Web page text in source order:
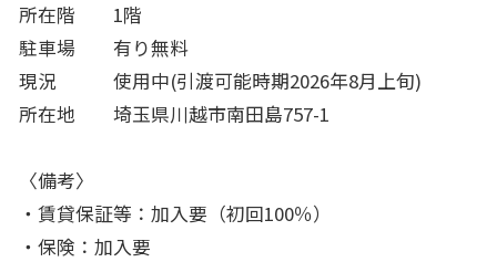
所在階 1階
駐車場 有り無料
現況 使用中(引渡可能時期2026年8月上旬)
所在地 埼玉県川越市南田島757-1
〈備考〉
・賃貸保証等：加入要（初回100％）
・保険：加入要